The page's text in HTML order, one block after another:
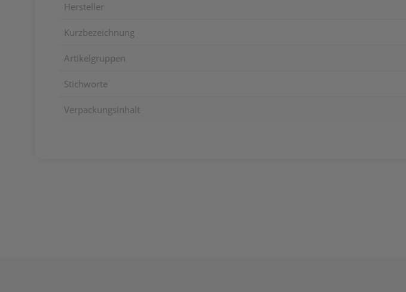
Hersteller
Kurzbezeichnung
Artikelgruppen
Stichworte
Verpackungsinhalt